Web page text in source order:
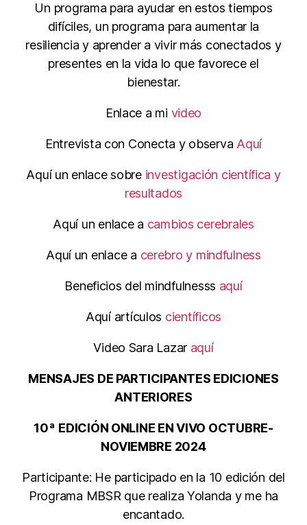
Un programa para ayudar en estos tiempos
difíciles, un programa para aumentar la
resiliencia y aprender a vivir más conectados y
presentes en la vida lo que favorece el
bienestar.
Enlace a mi video
Entrevista con Conecta y observa Aquí
Aquí un enlace sobreinvestigación científica y
resultados
Aquí un enlace a cambios cerebrales
Aquí un enlace a cerebro y mindfulness
Beneficios del mindfulnesss aquí
Aquí artículos científicos
Video Sara Lazar aquí
MENSAJES DE PARTICIPANTES EDICIONES
ANTERIORES
10ª EDICIÓN ONLINE EN VIVO OCTUBRE-
NOVIEMBRE 2024
Participante: He participado en la 10 edición del
Programa MBSR que realiza Yolanda y me ha
encantado.